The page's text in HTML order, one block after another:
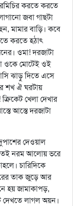
করতে করতে
জবা গাছটা
মামার বাড়ি। কবে
করতে হঠাৎ
ওমা! দরজাটা
ওকে মোটেই ওই
ঝাড়ু দিতে এসে
শখ ঐ ঘরটায়
খেলা দেখার
আস্তে দরজাটা
দেওয়াল
নরম আলোয় ভরে
চারিদিকে
তাক জুড়ে আর
হয় জামাকাপড়,
দেখতে লাগল অয়ন।